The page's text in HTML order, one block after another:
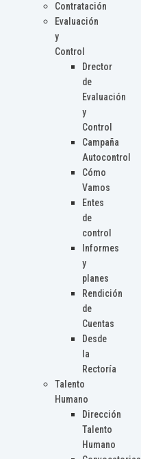
Contratación
Evaluación
y
Control
Drector
de
Evaluación
y
Control
Campaña
Autocontrol
Cómo
Vamos
Entes
de
control
Informes
y
planes
Rendición
de
Cuentas
Desde
la
Rectoría
Talento
Humano
Dirección
Talento
Humano